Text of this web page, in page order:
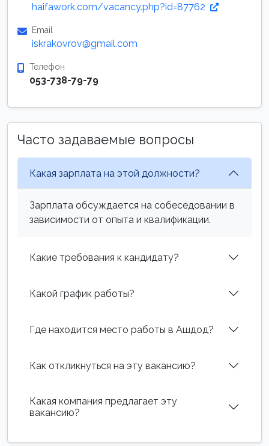
haifawork.com/vacancy.php?id=87762
Email
iskrakovrov@gmail.com
Телефон
053-738-79-79
Часто задаваемые вопросы
Какая зарплата на этой должности?
Зарплата обсуждается на собеседовании в
зависимости от опыта и квалификации.
Какие требования к кандидату?
Какой график работы?
Где находится место работы в Ашдод?
Как откликнуться на эту вакансию?
Какая компания предлагает эту
вакансию?